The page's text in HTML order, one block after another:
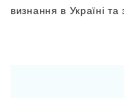
визнання в Україні та